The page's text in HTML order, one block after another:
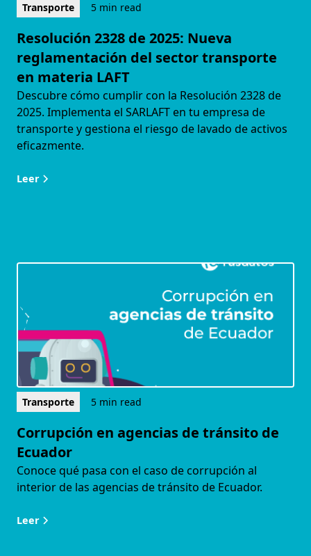
Transporte 5 min read
Resolución 2328 de 2025: Nueva
reglamentación del sector transporte
en materia LAFT
Descubre cómo cumplir con la Resolución 2328 de
2025. Implementa el SARLAFT en tu empresa de
transporte y gestiona el riesgo de lavado de activos
eficazmente.
Leer
Transporte 5 min read
Corrupción en agencias de tránsito de
Ecuador
Conoce qué pasa con el caso de corrupción al
interior de las agencias de tránsito de Ecuador.
Leer